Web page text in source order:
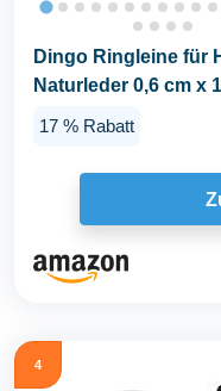
Dingo Ringleine für
Naturleder 0,6 cm x
17 % Rabatt
4